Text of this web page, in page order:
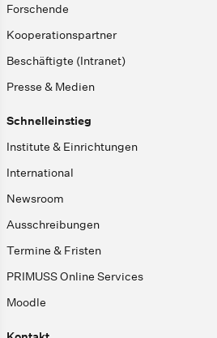
Forschende
Kooperationspartner
Beschäftigte (Intranet)
Presse & Medien
Schnelleinstieg
Institute & Einrichtungen
International
Newsroom
Ausschreibungen
Termine & Fristen
PRIMUSS Online Services
Moodle